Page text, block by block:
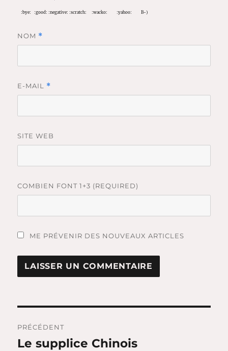
:bye: :good: :negative: :scratch: :wacko: :yahoo: B-)
NOM *
E-MAIL *
SITE WEB
COMBIEN FONT 1+3 (REQUIRED)
ME PRÉVENIR DES NOUVEAUX ARTICLES
de
PRÉCÉDENT
Publication
Le supplice Chinois